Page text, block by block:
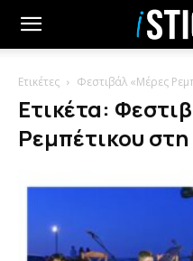
Ετικέτες Φεστιβάλ «Μέρες
Ετικέτα:
Ρεμπέτικου